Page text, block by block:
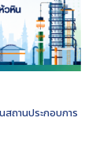
สถานประกอบการ